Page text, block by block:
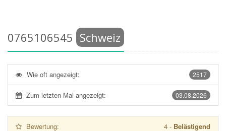
0765106545 Schweiz
2517
Wie oft angezeigt:
03.08.2026
Zum letzten Mal angezeigt:
Bewertung: 4 - Belästigend